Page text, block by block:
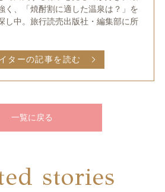
く、「焼酎割に適した温泉は？」を
し中。旅行読売出版社・編集部に所
ターの記事を読む
一覧に戻る
stories